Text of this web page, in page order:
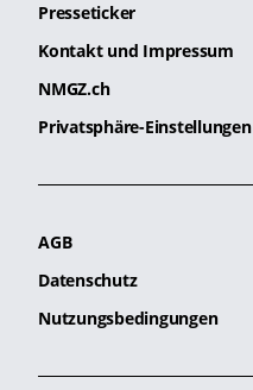
Presseticker
Kontakt und Impressum
NMGZ.ch
Privatsphäre-Einstellungen
AGB
Datenschutz
Nutzungsbedingungen